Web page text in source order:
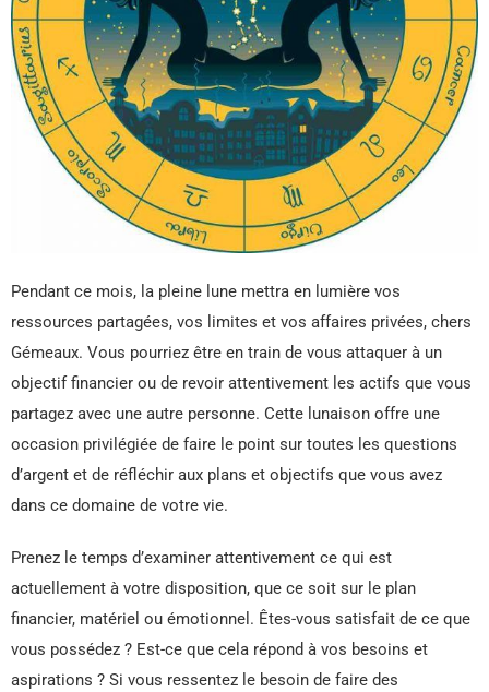
Pendant ce mois, la pleine lune mettra en lumière vos
ressources partagées, vos limites et vos affaires privées, chers
Gémeaux. Vous pourriez être en train de vous attaquer à un
objectif financier ou de revoir attentivement les actifs que vous
partagez avec une autre personne. Cette lunaison offre une
occasion privilégiée de faire le point sur toutes les questions
d’argent et de réfléchir aux plans et objectifs que vous avez
dans ce domaine de votre vie.
Prenez le temps d’examiner attentivement ce qui est
actuellement à votre disposition, que ce soit sur le plan
financier, matériel ou émotionnel. Êtes-vous satisfait de ce que
vous possédez ? Est-ce que cela répond à vos besoins et
aspirations ? Si vous ressentez le besoin de faire des